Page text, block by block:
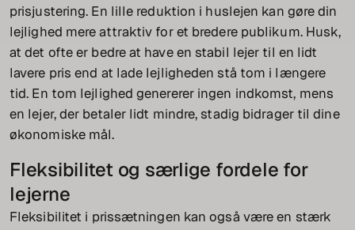
prisjustering. En lille reduktion i huslejen kan gøre din
lejlighed mere attraktiv for et bredere publikum. Husk,
at det ofte er bedre at have en stabil lejer til en lidt
lavere pris end at lade lejligheden stå tom i længere
tid. En tom lejlighed genererer ingen indkomst, mens
en lejer, der betaler lidt mindre, stadig bidrager til dine
økonomiske mål.
Fleksibilitet og særlige fordele for
lejerne
Fleksibilitet i prissætningen kan også være en stærk